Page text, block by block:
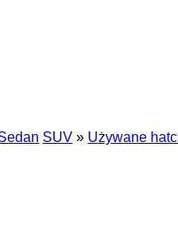
SUV » Używane